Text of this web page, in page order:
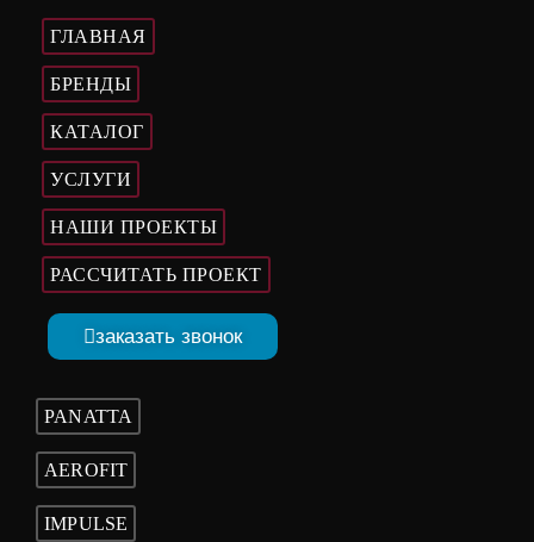
ГЛАВНАЯ
БРЕНДЫ
КАТАЛОГ
УСЛУГИ
НАШИ ПРОЕКТЫ
РАССЧИТАТЬ ПРОЕКТ
заказать звонок
PANATTA
AEROFIT
IMPULSE